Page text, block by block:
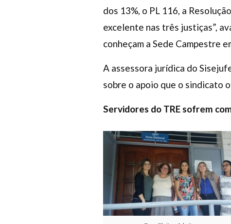
dos 13%, o PL 116, a
excelente nas três justiças”,
conheçam a Sede Campestre
A assessora jurídica do
sobre o apoio que o sindicato
Servidores do TRE sofrem